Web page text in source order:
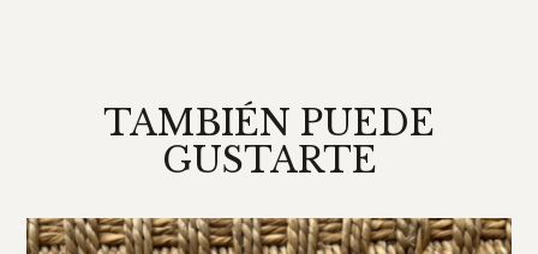
TAMBIÉN PUEDE
GUSTARTE